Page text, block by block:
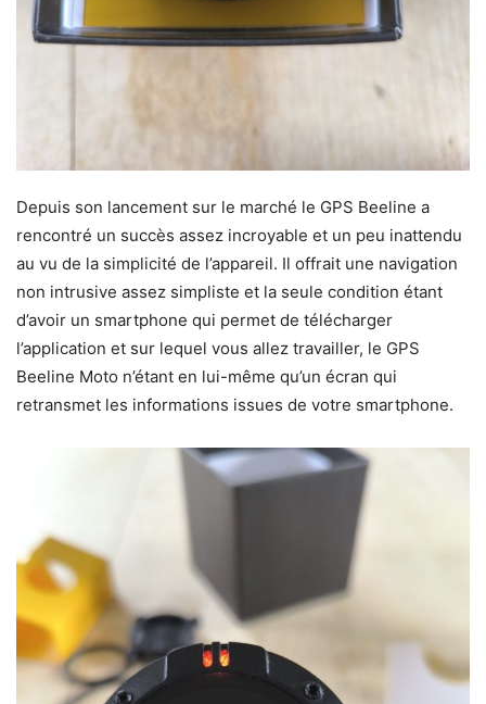
Depuis son lancement sur le marché le GPS Beeline a
rencontré un succès assez incroyable et un peu inattendu
au vu de la simplicité de l’appareil. Il offrait une navigation
non intrusive assez simpliste et la seule condition étant
d’avoir un smartphone qui permet de télécharger
l’application et sur lequel vous allez travailler, le GPS
Beeline Moto n’étant en lui-même qu’un écran qui
retransmet les informations issues de votre smartphone.